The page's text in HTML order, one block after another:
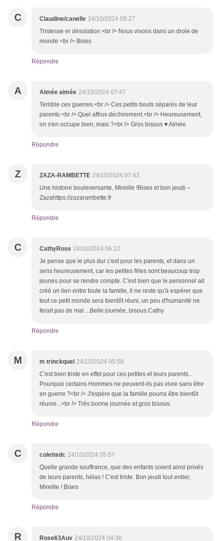
C Claudine/canelle 24/10/2024 08:27
Tristesse er désolation <br /> Nous vivons dans un drole de
monde <br /> Bises
Répondre
A Aimée aimée 24/10/2024 07:47
Terrible ces guerres.<br /> Ces petits bouts séparés de leur
parents.<br /> Quel affrux déchirement.<br /> Heureusement,
on s'en occupe bien, mais ?<br /> Gros bisous ♥ Aimée
Répondre
Z ZAZA-RAMBETTE 24/10/2024 07:43
Une histoire bouleversante, Mireille !Bises et bon jeudi –
Zazahttps://zazarambette.fr
Répondre
C CathyRose 24/10/2024 06:22
Je pense que le plus dur c'est pour les parents, et dans un
sens heureusement, car les petites filles sont beaucoup trop
jeunes pour se rendre compte. C'est bien que le personnel ait
créé un lien entre toute la famille, il ne reste qu'à espérer que
tout ce petit monde sera bientôt réuni, un peu d'humanité ne
ferait pas de mal ...Belle journée, bisous.Cathy
Répondre
M m trinckquel 24/10/2024 05:58
C'est bien triste en effet pour ces petites et leurs parents...
Pourquoi certains Hommes ne peuvent-ils pas vivre sans être
en guerre ?<br /> J'espère que la famille pourra être bientôt
réunie...<br /> Très bonne journée et gros bisous.
Répondre
C colettedc 24/10/2024 05:07
Quelle grande souffrance, que des enfants soient ainsi privés
de leurs parents, hélas ! C'est triste. Bon jeudi tout entier,
Mireille ! Bises
Répondre
R Rose63Auv 24/10/2024 04:38